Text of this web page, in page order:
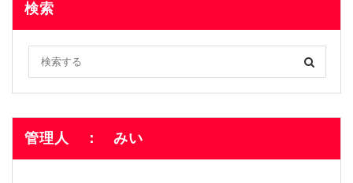
検索
管理人 ： みい